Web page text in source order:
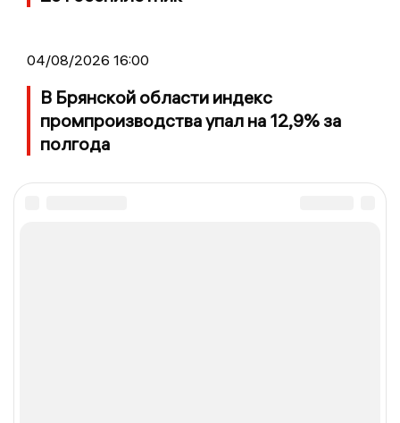
04/08/2026 16:00
В Брянской области индекс
промпроизводства упал на 12,9% за
полгода